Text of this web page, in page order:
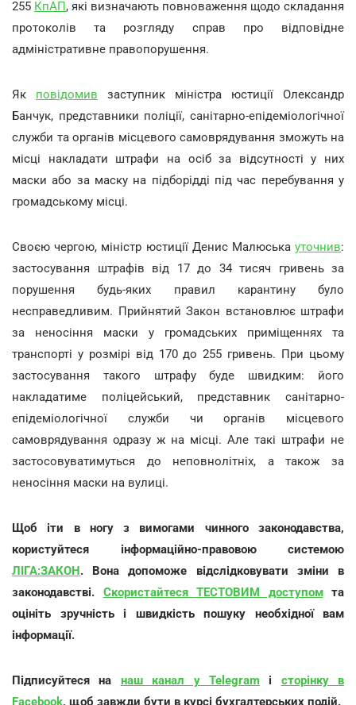
255 КпАП, які визначають повноваження щодо складання
протоколів та розгляду справ про відповідне
адміністративне правопорушення.
Як повідомив заступник міністра юстиції Олександр
Банчук, представники поліції, санітарно-епідеміологічної
служби та органів місцевого самоврядування зможуть на
місці накладати штрафи на осіб за відсутності у них
маски або за маску на підборідді під час перебування у
громадському місці.
Своєю чергою, міністр юстиції Денис Малюська уточнив:
застосування штрафів від 17 до 34 тисяч гривень за
порушення будь-яких правил карантину було
несправедливим. Прийнятий Закон встановлює штрафи
за неносіння маски у громадських приміщеннях та
транспорті у розмірі від 170 до 255 гривень. При цьому
застосування такого штрафу буде швидким: його
накладатиме поліцейський, представник санітарно-
епідеміологічної служби чи органів місцевого
самоврядування одразу ж на місці. Але такі штрафи не
застосовуватимуться до неповнолітніх, а також за
неносіння маски на вулиці.
Щоб іти в ногу з вимогами чинного законодавства,
користуйтеся інформаційно-правовою системою
ЛІГА:ЗАКОН. Вона допоможе відслідковувати зміни в
законодавстві. Скористайтеся ТЕСТОВИМ доступомта
оцініть зручність і швидкість пошуку необхідної вам
інформації.
Підписуйтеся на наш канал у Telegramі сторінку в
Facebook, щоб завжди бути в курсі бухгалтерських подій.